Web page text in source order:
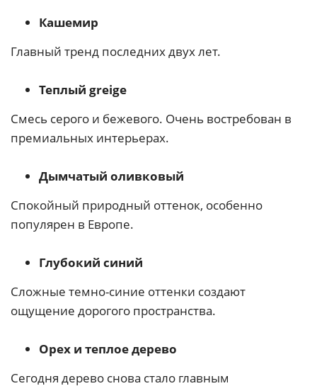
Кашемир
Главный тренд последних двух лет.
Теплый greige
Смесь серого и бежевого. Очень востребован в
премиальных интерьерах.
Дымчатый оливковый
Спокойный природный оттенок, особенно
популярен в Европе.
Глубокий синий
Сложные темно-синие оттенки создают
ощущение дорогого пространства.
Орех и теплое дерево
Сегодня дерево снова стало главным